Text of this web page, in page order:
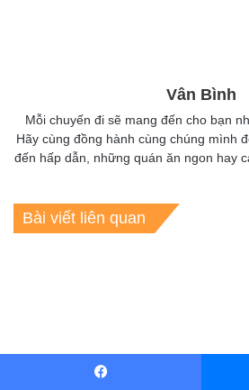
Vân Bình
Mỗi chuyến đi sẽ mang đến cho bạn
Hãy cùng đồng hành cùng chúng mình
đến hấp dẫn, những quán ăn ngon hay
Bài viết liên quan
#6 Quán trà chiều Sài Gòn